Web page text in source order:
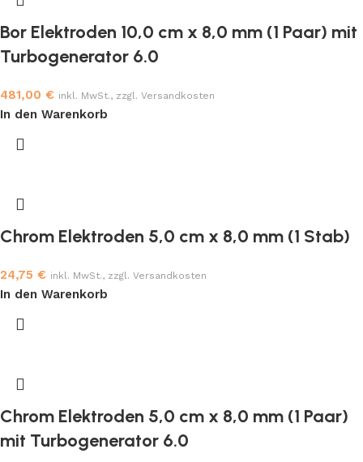
Bor Elektroden 10,0 cm x 8,0 mm (1 Paar) mit
Turbogenerator 6.0
481,00 € inkl. MwSt., zzgl. Versandkosten
In den Warenkorb
Chrom Elektroden 5,0 cm x 8,0 mm (1 Stab)
24,75 € inkl. MwSt., zzgl. Versandkosten
In den Warenkorb
Chrom Elektroden 5,0 cm x 8,0 mm (1 Paar)
mit Turbogenerator 6.0